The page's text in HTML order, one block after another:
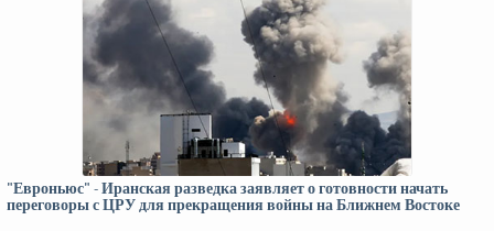
"Евроньюс" - Иранская разведка заявляет о готовности начать
переговоры с ЦРУ для прекращения войны на Ближнем Востоке